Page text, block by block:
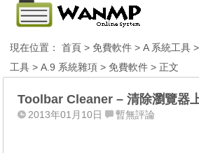
現在位置：首頁 >免費軟件 >A 系統工具
工具 >A.9 系統雜項 >免費軟件 > 正文
Toolbar Cleaner – 清除瀏覽器
2013年01月10日 暫無評論